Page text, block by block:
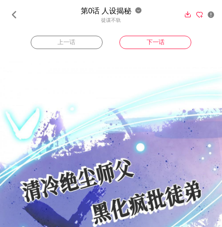
 第0话 人设揭秘 
徒谋不轨
  
上一话 下一话